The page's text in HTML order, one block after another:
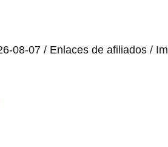
08-07 / Enlaces de afiliados /